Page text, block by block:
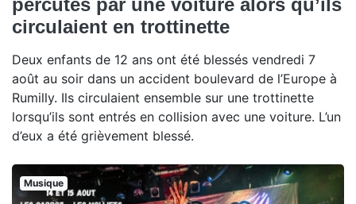
percutés par une voiture alors qu’ils
circulaient en trottinette
Deux enfants de 12 ans ont été blessés vendredi 7
août au soir dans un accident boulevard de l’Europe à
Rumilly. Ils circulaient ensemble sur une trottinette
lorsqu’ils sont entrés en collision avec une voiture. L’un
d’eux a été grièvement blessé.
Musique